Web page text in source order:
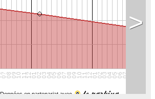
Données en partenariat avec
>